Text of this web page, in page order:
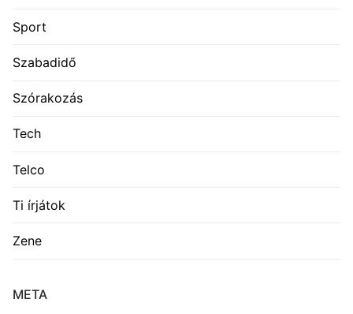
Sport
Szabadidő
Szórakozás
Tech
Telco
Ti írjátok
Zene
META